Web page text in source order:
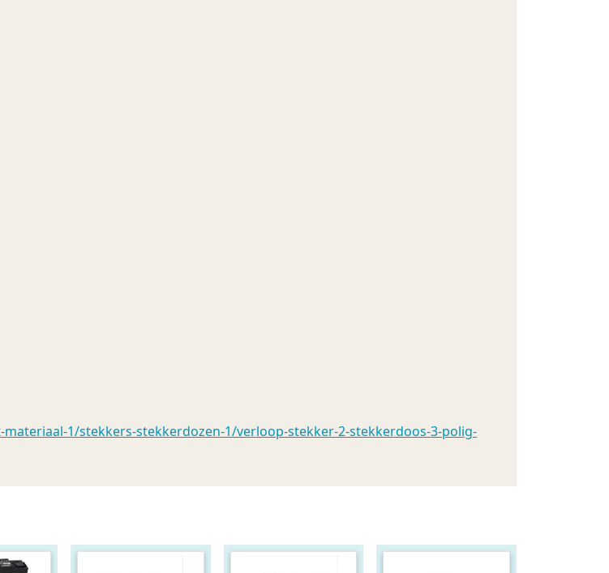
1/stekkers-stekkerdozen-1/verloop-stekker-2-stekkerdoos-3-polig-